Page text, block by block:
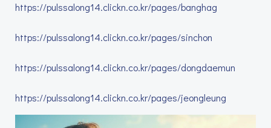
https://pulssalong14.clickn.co.kr/pages/banghag
https://pulssalong14.clickn.co.kr/pages/sinchon
https://pulssalong14.clickn.co.kr/pages/dongdaemun
https://pulssalong14.clickn.co.kr/pages/jeongleung